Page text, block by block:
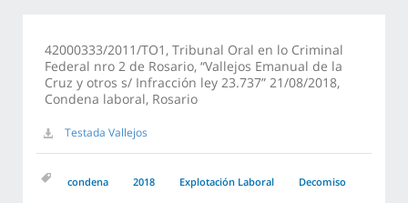
42000333/2011/TO1, Tribunal Oral en lo Criminal
Federal nro 2 de Rosario, “Vallejos Emanual de la
Cruz y otros s/ Infracción ley 23.737” 21/08/2018,
Condena laboral, Rosario
Testada Vallejos
condena 2018 Explotación Laboral Decomiso